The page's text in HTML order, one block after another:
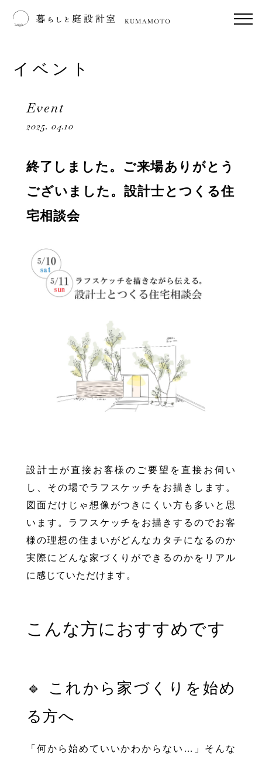
イベント
Event
2025. 04.10
終了しました。ご来場ありがとう
ございました。設計士とつくる住
宅相談会
設計士が直接お客様のご要望を直接お伺い
し、その場でラフスケッチをお描きします。
図面だけじゃ想像がつきにくい方も多いと思
います。ラフスケッチをお描きするのでお客
様の理想の住まいがどんなカタチになるのか
実際にどんな家づくりができるのかをリアル
に感じていただけます。
こんな方におすすめです
🔹 これから家づくりを始め
る方へ
「何から始めていいかわからない…」そんな